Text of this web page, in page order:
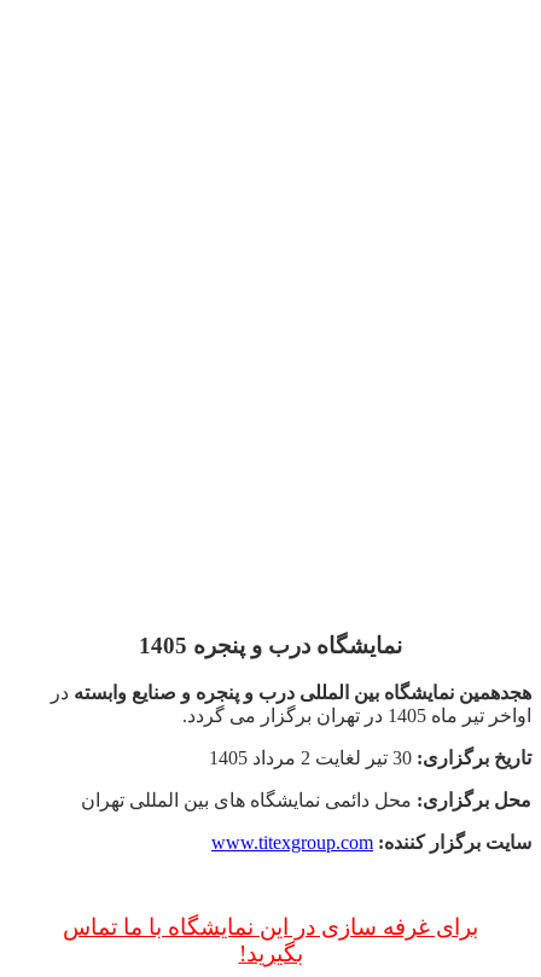
نمایشگاه درب و پنجره 1405
هجدهمین نمایشگاه بین المللی درب و پنجره و صنایع وابسته در
اواخر تیر ماه 1405 در تهران برگزار می گردد.
تاریخ برگزاری: 30 تیر لغایت 2 مرداد 1405
محل برگزاری: محل دائمی نمایشگاه های بین المللی تهران
سایت برگزار کننده: www.titexgroup.com
برای غرفه سازی در این نمایشگاه با ما تماس
بگیرید!